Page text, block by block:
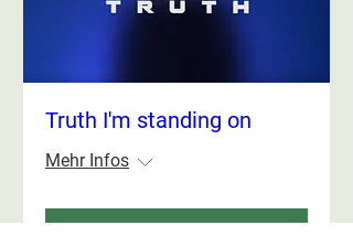
Truth I'm standing on
Mehr Infos